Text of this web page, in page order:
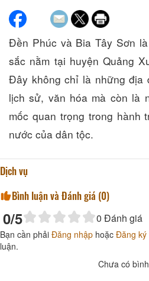
Đền Phúc và Bia Tây Sơn
sắc nằm tại huyện Quảng
Đây không chỉ là những địa
lịch sử, văn hóa mà còn là
mốc quan trọng trong hành
nước của dân tộc.
Dịch vụ
Bình luận và Đánh giá (0)
0/5 0 Đánh giá
Bạn cần phải Đăng nhập hoặc Đăng ký
luận.
Chưa có